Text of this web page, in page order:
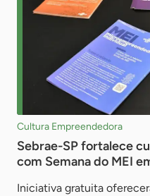
Cultura Empreendedora
Sebrae-SP fortalece
com Semana do MEI
Iniciativa gratuita